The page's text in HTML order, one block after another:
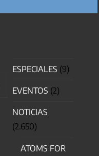
ESPECIALES (9)
EVENTOS (2)
NOTICIAS
(2.650)
ATOMS FOR